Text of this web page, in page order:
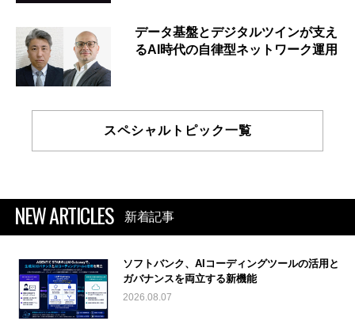
データ基盤とデジタルツインが支え
るAI時代の自律型ネットワーク運用
スペシャルトピック一覧
NEW ARTICLES 新着記事
ソフトバンク、AIコーディングツールの活用と
ガバナンスを両立する新機能
2026.08.07